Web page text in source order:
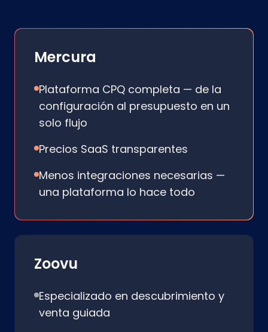
Mercura
Plataforma CPQ completa — de la
configuración al presupuesto en un
solo flujo
Precios SaaS transparentes
Menos integraciones necesarias —
una plataforma lo hace todo
Zoovu
Especializado en descubrimiento y
venta guiada